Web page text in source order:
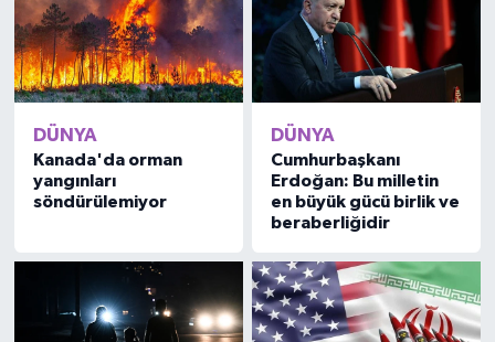
DÜNYA
Kanada'da orman
yangınları
söndürülemiyor
DÜNYA
Cumhurbaşkanı
Erdoğan: Bu milletin
en büyük gücü birlik ve
beraberliğidir